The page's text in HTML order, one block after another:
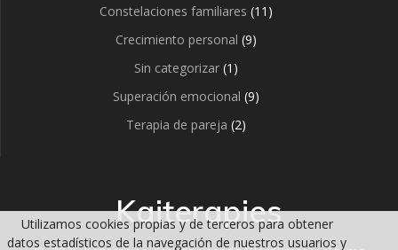
Constelaciones familiares (11)
Crecimiento personal (9)
Sin categorizar (1)
Superación emocional (9)
Terapia de pareja (2)
Kaiterapies
Utilizamos cookies propias y de terceros para obtener
datos estadísticos de la navegación de nuestros usuarios y